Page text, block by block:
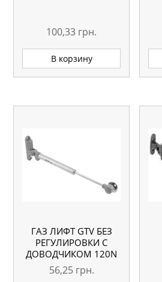
100,33 грн.
В корзину
ГАЗ ЛИФТ GTV БЕЗ
РЕГУЛИРОВКИ С
ДОВОДЧИКОМ 120N
56,25 грн.